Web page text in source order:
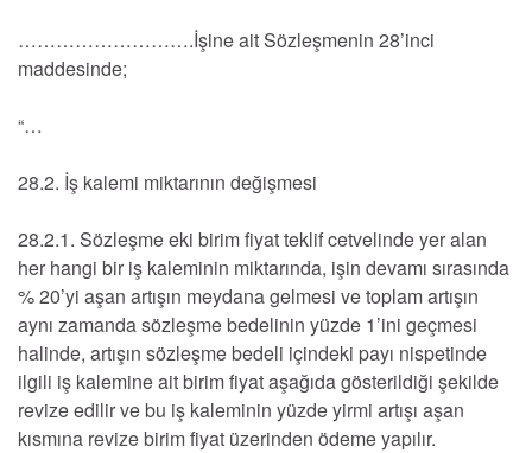
……………………….İşine ait Sözleşmenin 28’inci
maddesinde;
“…
28.2. İş kalemi miktarının değişmesi
28.2.1. Sözleşme eki birim fiyat teklif cetvelinde yer alan
her hangi bir iş kaleminin miktarında, işin devamı sırasında
% 20’yi aşan artışın meydana gelmesi ve toplam artışın
aynı zamanda sözleşme bedelinin yüzde 1’ini geçmesi
halinde, artışın sözleşme bedeli içindeki payı nispetinde
ilgili iş kalemine ait birim fiyat aşağıda gösterildiği şekilde
revize edilir ve bu iş kaleminin yüzde yirmi artışı aşan
kısmına revize birim fiyat üzerinden ödeme yapılır.